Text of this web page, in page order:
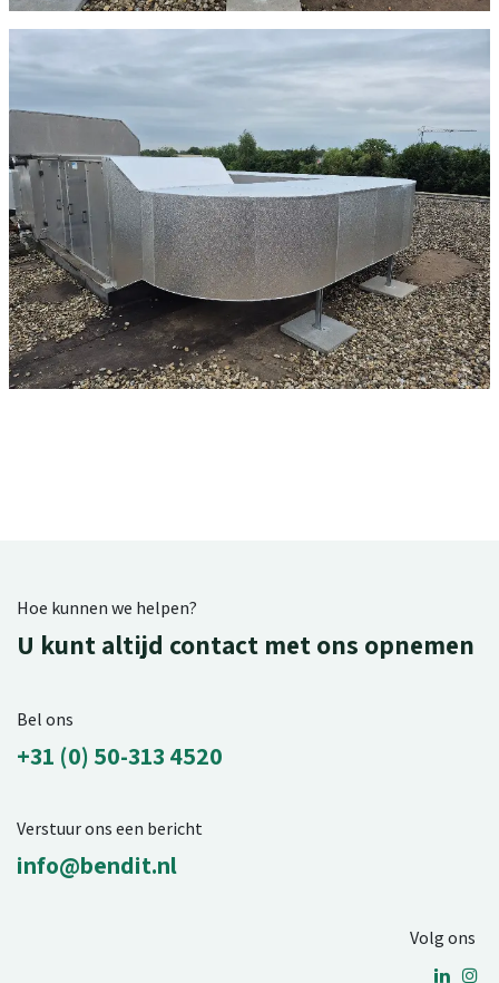
Hoe kunnen we helpen?
U kunt altijd contact met ons opnemen
Bel ons
+31 (0) 50-313 4520
Verstuur ons een bericht
info@bendit.nl
Volg ons